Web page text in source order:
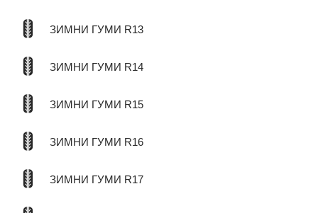
ЗИМНИ ГУМИ R13
ЗИМНИ ГУМИ R14
ЗИМНИ ГУМИ R15
ЗИМНИ ГУМИ R16
ЗИМНИ ГУМИ R17